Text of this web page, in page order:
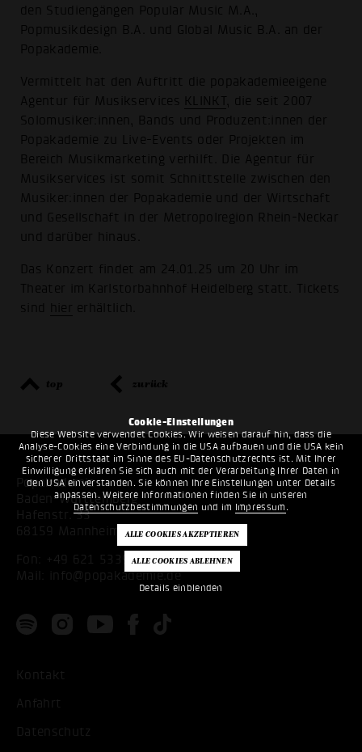
Cookie-Einstellungen
Diese Website verwendet Cookies. Wir weisen darauf hin, dass die
Analyse-Cookies eine Verbindung in die USA aufbauen und die USA kein
sicherer Drittstaat im Sinne des EU-Datenschutzrechts ist. Mit Ihrer
Einwilligung erklären Sie sich auch mit der Verarbeitung Ihrer Daten in
den USA einverstanden. Sie können Ihre Einstellungen unter Details
anpassen. Weitere Informationen finden Sie in unseren
Datenschutzbestimmungen und im Impressum .
Details einblenden
den Studiengängen Popular Music M.A.,
Popmusikdesign B.A. und Global Music B.A. an der
Popakademie.
Vermittelt hat den Auftritt die popakademieeigene
Agentur für Musikservices KLINKT , die seit 2007
Solomusiker:innen, Bands und Produzent:innen der
Popakademie zu Live-Events oder Projekten im
Bereich Musikmarketing verhilft. Die Agentur für
Musikservices ist somit Schnittstelle zwischen den
Musiker:innen der Popakademie und der Wirtschaft
und Gesellschaft in der Metropolregion Rhein-Neckar
und darüber hinaus.
Das Konzert findet am 24.01.25 um 20 Uhr im
Theater im Karlstorbahnhof Heidelberg statt. Tickets
sind
hier erhältlich.
top zurück
Popakademie
Baden-Württemberg
Hafenstr. 33
68159 Mannheim
Fon:
+49 621 53397200
Mail:
info@popakademie.de
Kontakt
Anfahrt
Datenschutz